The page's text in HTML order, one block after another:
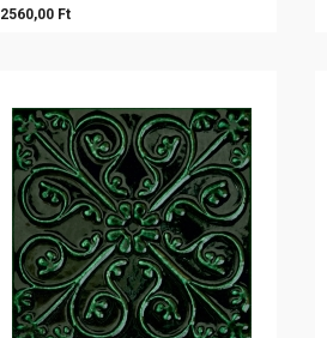
2560,00 Ft